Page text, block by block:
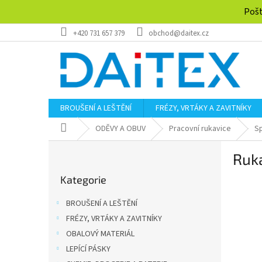
obsah
+420 731 657 379 obchod@daitex.cz
BROUŠENÍ A LEŠTĚNÍ FRÉZY, VRTÁKY A ZAVITNÍKY
Domů ODĚVY A OBUV Pracovní rukavice
kategorie
Kategorie
BROUŠENÍ A LEŠTĚNÍ
FRÉZY, VRTÁKY A ZAVITNÍKY
OBALOVÝ MATERIÁL
LEPÍCÍ PÁSKY